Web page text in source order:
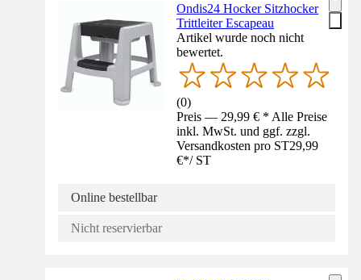
Ondis24 Hocker Sitzhocker
Trittleiter Escapeau
Artikel wurde noch nicht
bewertet.
(0)
Preis — 29,99 € * Alle Preise
inkl. MwSt. und ggf. zzgl.
Versandkosten pro ST29,99
€*/ ST
Online bestellbar
Nicht reservierbar